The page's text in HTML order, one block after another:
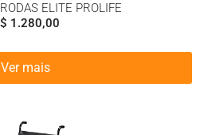
ELITE PROLIFE
1.280,00
Ver mais